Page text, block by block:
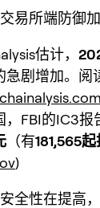
易所端防御
估计，
急剧增加。阅
chainalysis.com
，FBI的IC3报
（有181,565
)
全性在提高